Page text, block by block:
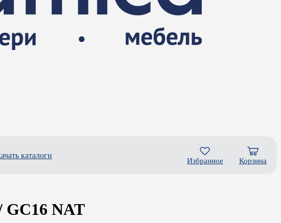
каталоги
Избранное Корзина
GC16 NAT